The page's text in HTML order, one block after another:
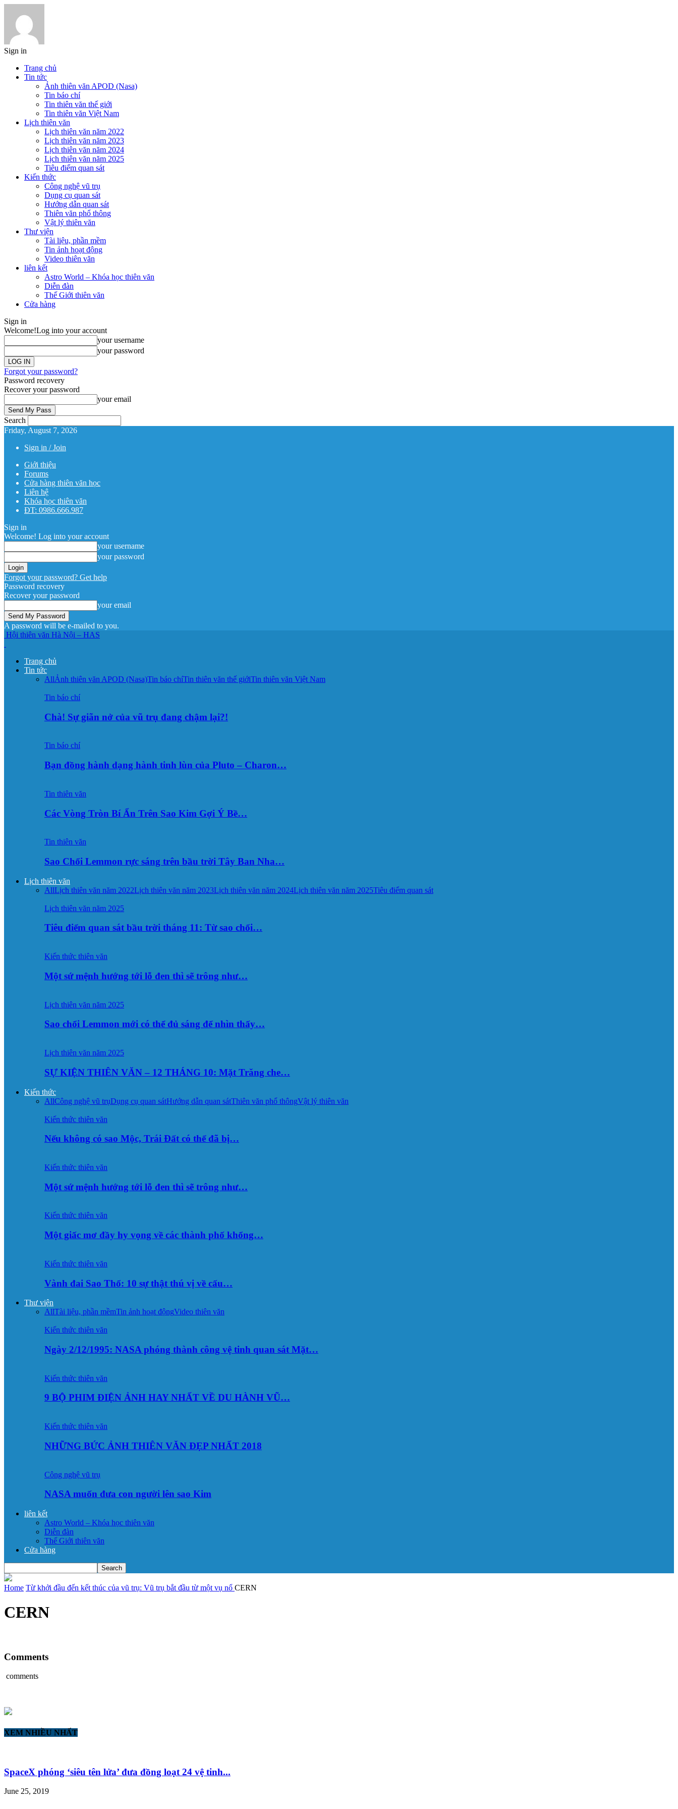
Sign in
Trang chủ
Tin tức
Ảnh thiên văn APOD (Nasa)
Tin báo chí
Tin thiên văn thế giới
Tin thiên văn Việt Nam
Lịch thiên văn
Lịch thiên văn năm 2022
Lịch thiên văn năm 2023
Lịch thiên văn năm 2024
Lịch thiên văn năm 2025
Tiêu điểm quan sát
Kiến thức
Công nghệ vũ trụ
Dụng cụ quan sát
Hướng dẫn quan sát
Thiên văn phổ thông
Vật lý thiên văn
Thư viện
Tài liệu, phần mềm
Tin ảnh hoạt động
Video thiên văn
liên kết
Astro World – Khóa học thiên văn
Diễn đàn
Thế Giới thiên văn
Cửa hàng
Sign in
Welcome!Log into your account
your username
your password
Forgot your password?
Password recovery
Recover your password
your email
Search
Friday, August 7, 2026
Sign in / Join
Giới thiệu
Forums
Cửa hàng thiên văn học
Liên hệ
Khóa học thiên văn
ĐT: 0986.666.987
Sign in
Welcome! Log into your account
your username
your password
Forgot your password? Get help
Password recovery
Recover your password
your email
A password will be e-mailed to you.
Hội thiên văn Hà Nội – HAS
Trang chủ
Tin tức
AllẢnh thiên văn APOD (Nasa)Tin báo chíTin thiên văn thế giớiTin thiên văn Việt Nam
Tin báo chí
Chà! Sự giãn nở của vũ trụ đang chậm lại?!
Tin báo chí
Bạn đồng hành dạng hành tinh lùn của Pluto – Charon…
Tin thiên văn
Các Vòng Tròn Bí Ẩn Trên Sao Kim Gợi Ý Bề…
Tin thiên văn
Sao Chổi Lemmon rực sáng trên bầu trời Tây Ban Nha…
Lịch thiên văn
AllLịch thiên văn năm 2022Lịch thiên văn năm 2023Lịch thiên văn năm 2024Lịch thiên văn năm 2025Tiêu điểm quan sát
Lịch thiên văn năm 2025
Tiêu điểm quan sát bầu trời tháng 11: Từ sao chổi…
Kiến thức thiên văn
Một sứ mệnh hướng tới lỗ đen thì sẽ trông như…
Lịch thiên văn năm 2025
Sao chổi Lemmon mới có thể đủ sáng để nhìn thấy…
Lịch thiên văn năm 2025
SỰ KIỆN THIÊN VĂN – 12 THÁNG 10: Mặt Trăng che…
Kiến thức
AllCông nghệ vũ trụDụng cụ quan sátHướng dẫn quan sátThiên văn phổ thôngVật lý thiên văn
Kiến thức thiên văn
Nếu không có sao Mộc, Trái Đất có thể đã bị…
Kiến thức thiên văn
Một sứ mệnh hướng tới lỗ đen thì sẽ trông như…
Kiến thức thiên văn
Một giấc mơ đầy hy vọng về các thành phố khổng…
Kiến thức thiên văn
Vành đai Sao Thổ: 10 sự thật thú vị về cấu…
Thư viện
AllTài liệu, phần mềmTin ảnh hoạt độngVideo thiên văn
Kiến thức thiên văn
Ngày 2/12/1995: NASA phóng thành công vệ tinh quan sát Mặt…
Kiến thức thiên văn
9 BỘ PHIM ĐIỆN ẢNH HAY NHẤT VỀ DU HÀNH VŨ…
Kiến thức thiên văn
NHỮNG BỨC ẢNH THIÊN VĂN ĐẸP NHẤT 2018
Công nghệ vũ trụ
NASA muốn đưa con người lên sao Kim
liên kết
Astro World – Khóa học thiên văn
Diễn đàn
Thế Giới thiên văn
Cửa hàng
Home Từ khởi đầu đến kết thúc của vũ trụ: Vũ trụ bắt đầu từ một vụ nổ CERN
CERN
Comments
comments
XEM NHIỀU NHẤT
SpaceX phóng ‘siêu tên lửa’ đưa đồng loạt 24 vệ tinh...
June 25, 2019